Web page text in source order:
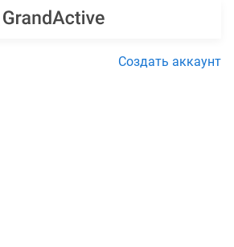
Создать аккаунт